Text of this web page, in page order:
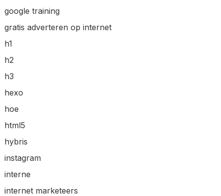
google training
gratis adverteren op internet
h1
h2
h3
hexo
hoe
html5
hybris
instagram
interne
internet marketeers